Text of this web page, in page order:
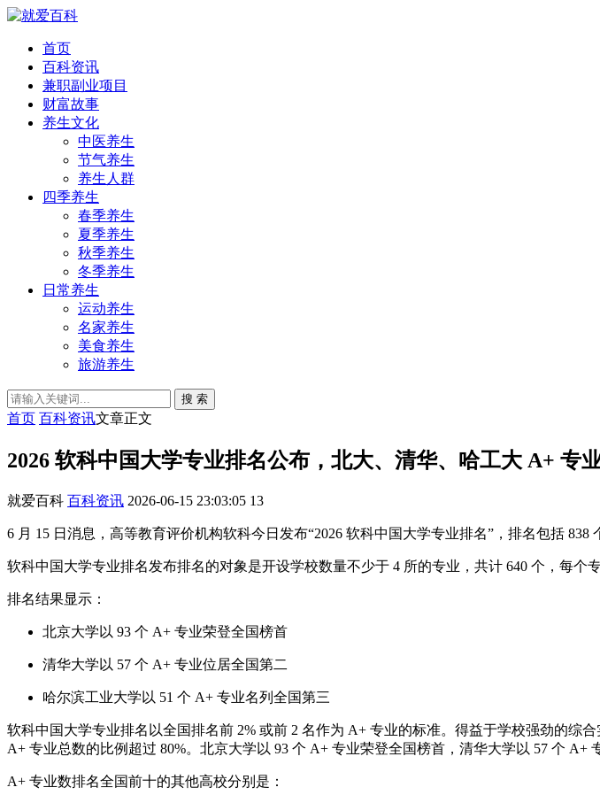
首页
百科资讯
兼职副业项目
财富故事
养生文化
中医养生
节气养生
养生人群
四季养生
春季养生
夏季养生
秋季养生
冬季养生
日常养生
运动养生
名家养生
美食养生
旅游养生
搜 索
首页 百科资讯文章正文
2026 软科中国大学专业排名公布，北大、清华、哈工大 A+ 专
就爱百科 百科资讯 2026-06-15 23:03:05 13
6 月 15 日消息，高等教育评价机构软科今日发布“2026 软科中国大学专业排名”，排名包括 838
软科中国大学专业排名发布排名的对象是开设学校数量不少于 4 所的专业，共计 640 个，每个
排名结果显示：
北京大学以 93 个 A+ 专业荣登全国榜首
清华大学以 57 个 A+ 专业位居全国第二
哈尔滨工业大学以 51 个 A+ 专业名列全国第三
软科中国大学专业排名以全国排名前 2% 或前 2 名作为 A+ 专业的标准。得益于学校强劲的综
A+ 专业总数的比例超过 80%。北京大学以 93 个 A+ 专业荣登全国榜首，清华大学以 57 个 A+
A+ 专业数排名全国前十的其他高校分别是：